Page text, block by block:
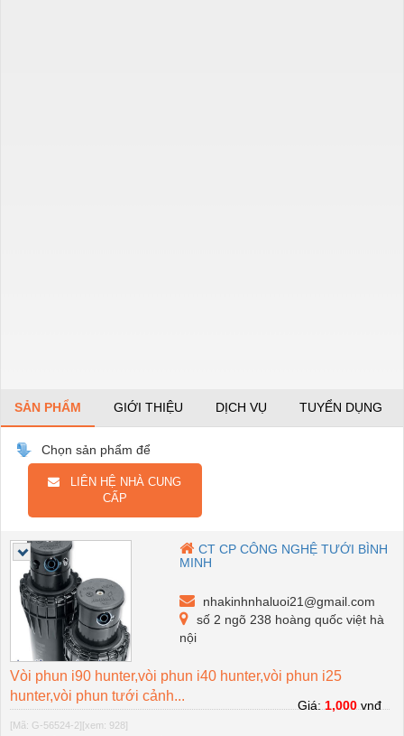
SẢN PHẨM GIỚI THIỆU DỊCH VỤ TUYỂN DỤNG
Chọn sản phẩm để
LIÊN HỆ NHÀ CUNG
CẤP
CT CP CÔNG NGHỆ TƯỚI BÌNH
MINH
nhakinhnhaluoi21@gmail.com
số 2 ngõ 238 hoàng quốc việt hà
nội
Vòi phun i90 hunter,vòi phun i40 hunter,vòi phun i25
hunter,vòi phun tưới cảnh...
[Mã: G-56524-2] [xem: 928]
Giá:1,000vnđ